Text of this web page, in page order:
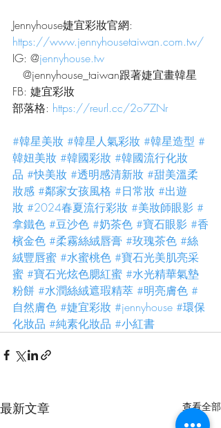
Jennyhouse婕宜彩妝官網:
https://www.jennyhousetaiwan.com.tw/
IG: @jennyhouse.tw
@jennyhouse_taiwan跟著婕宜畫韓星
FB: 婕宜彩妝
部落格: https://reurl.cc/2o7ZNr
#韓星美妝 #韓星人氣彩妝 #韓星造型 #
韓妞美妝 #韓國彩妝 #韓國流行化妝
品 #快美妝 #透明感清新妝 #甜美溫柔
妝感 #鄰家女孩風格 #日常妝 #出遊
妝 #2024春夏流行彩妝 #美妝師眼影 #
拿鐵色 #豆沙色 #奶茶色 #寶石眼影 #香
檳金色 #柔霧絲絨唇膏 #玫瑰茶色 #絲
絨豐唇蜜 #水蜜桃色 #寶石光美肌亮采
蜜 #寶石光炫色腮紅蜜 #水光精華氣墊
粉餅 #水潤絲絨遮瑕精萃 #明亮膚色 #
自然膚色 #婕宜彩妝 #jennyhouse #環保
化妝品 #純素化妝品 #小紅書
最新文章 查看全部